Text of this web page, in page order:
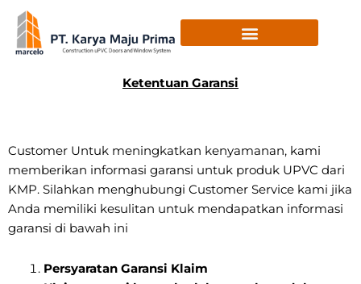
content
Ketentuan Garansi
Customer Untuk meningkatkan kenyamanan, kami
memberikan informasi garansi untuk produk UPVC dari
KMP. Silahkan menghubungi Customer Service kami jika
Anda memiliki kesulitan untuk mendapatkan informasi
garansi di bawah ini
Persyaratan Garansi Klaim